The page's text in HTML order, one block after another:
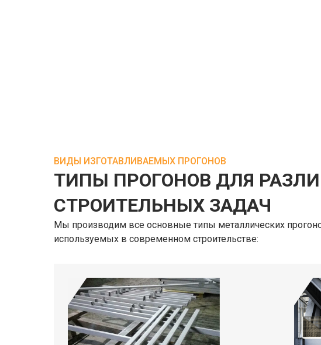
ВИДЫ ИЗГОТАВЛИВАЕМЫХ ПРОГОНОВ
ТИПЫ ПРОГОНОВ ДЛЯ
СТРОИТЕЛЬНЫХ ЗАДАЧ
Мы производим все основные типы металлических
используемых в современном строительстве: